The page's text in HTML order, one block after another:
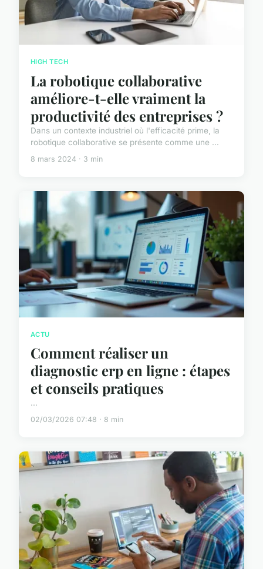
HIGH TECH
La robotique collaborative
améliore-t-elle vraiment la
productivité des entreprises ?
Dans un contexte industriel où l'efficacité prime, la
robotique collaborative se présente comme une ...
8 mars 2024 · 3 min
ACTU
Comment réaliser un
diagnostic erp en ligne : étapes
et conseils pratiques
...
02/03/2026 07:48 · 8 min